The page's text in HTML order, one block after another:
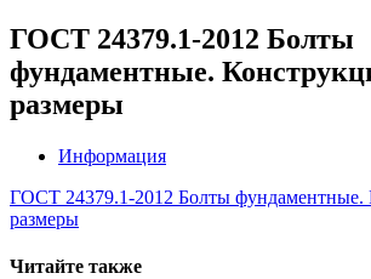
ГОСТ 24379.1-2012 Болты
фундаментные.
размеры
Информация
ГОСТ 24379.1-2012 Болты фундаментные.
размеры
Читайте также